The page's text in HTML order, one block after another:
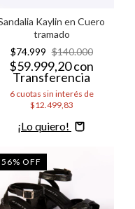
Kaylin en Cuero
tramado
$74.999 $140.000
$59.999,20con
Transferencia
6 cuotas sin interés de
$12.499,83
Comprar
56% OFF